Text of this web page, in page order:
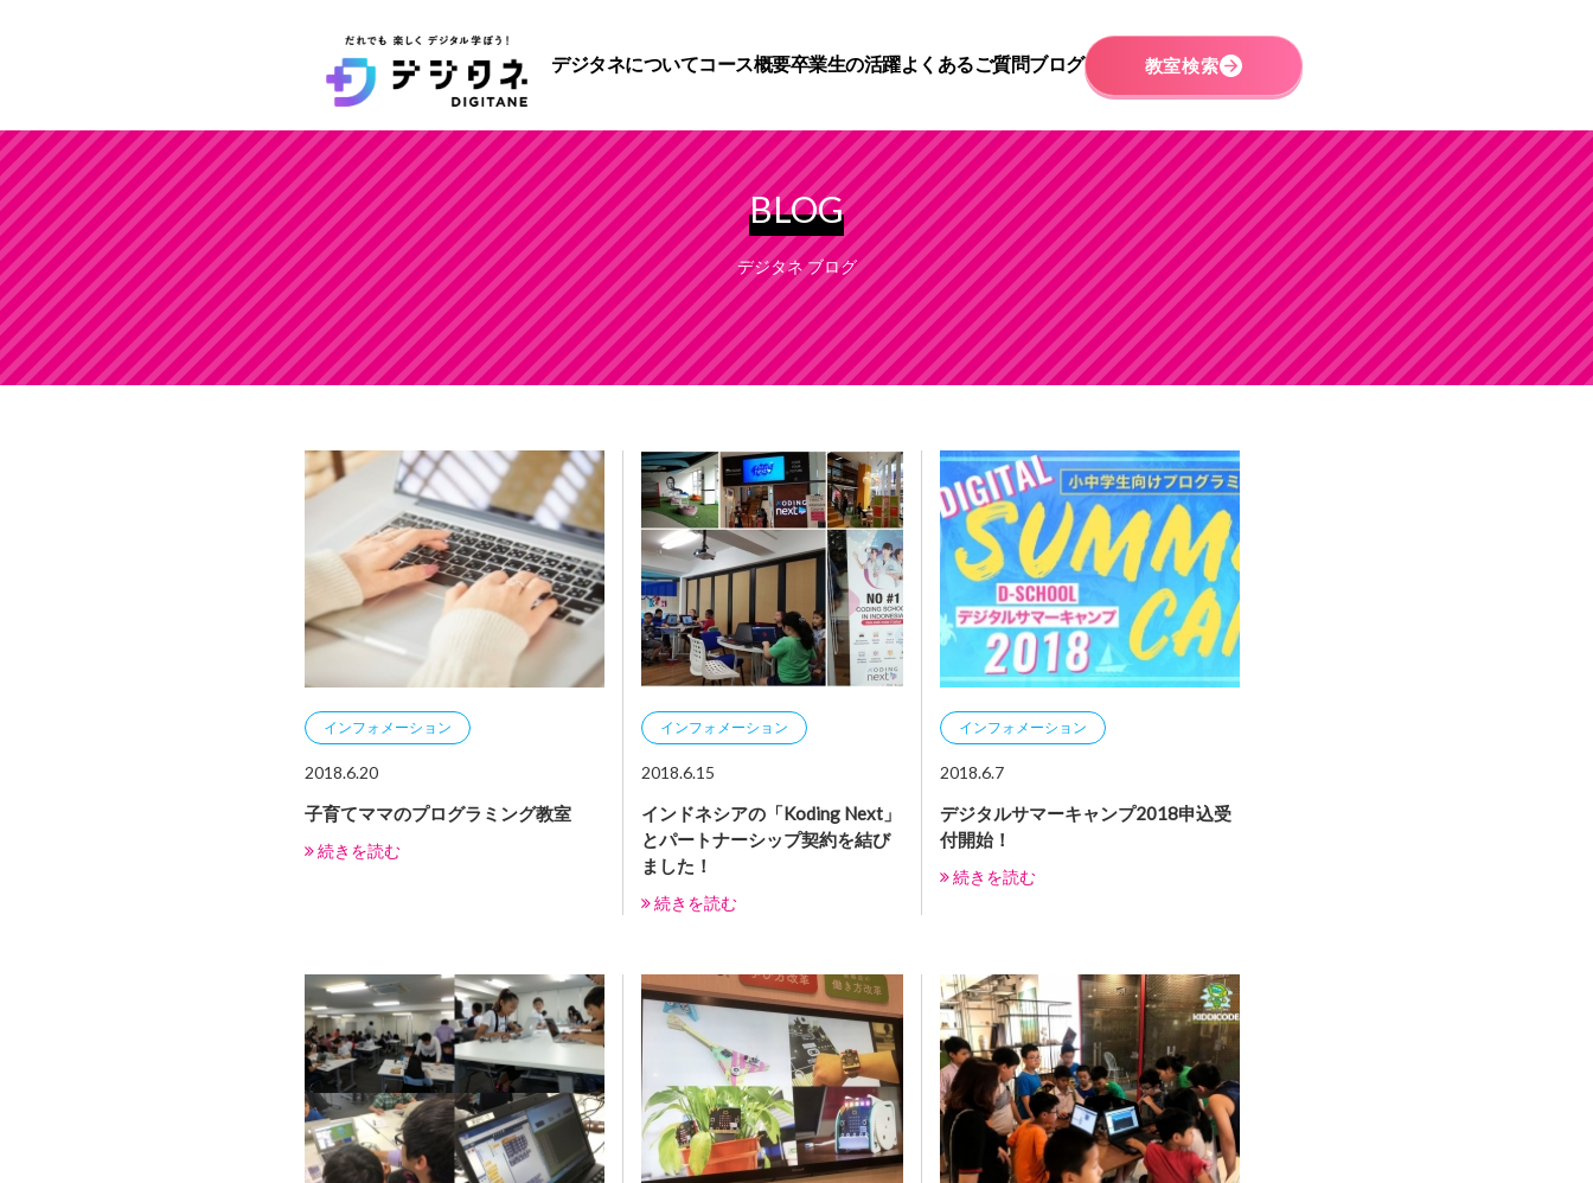
デジタネについてコース概要卒業生の活躍よくあるご質問ブログ 教室検索
BLOG
デジタネ ブログ
インフォメーション
2018.6.20
子育てママのプログラミング教室
続きを読む
インフォメーション
2018.6.15
インドネシアの「Koding Next」
とパートナーシップ契約を結び
ました！
続きを読む
インフォメーション
2018.6.7
デジタルサマーキャンプ2018申込受
付開始！
続きを読む